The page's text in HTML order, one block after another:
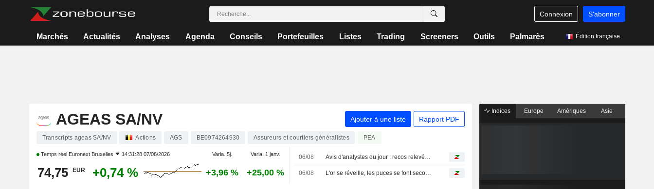
Connexion S'abonner
Marchés Actualités Analyses Agenda Conseils Portefeuilles Listes Trading Screeners Outils Palmarès Édition française
AGEAS SA/NV Ajouter à une liste Rapport PDF
Transcripts ageas SA/NV Actions AGS BE0974264930 Assureurs et courtiers généralistes PEA
Temps réel Euronext Bruxelles 14:31:28 07/08/2026 Varia. 5j. Varia. 1 janv.
74,75 EUR +0,74 % +3,96 % +25,00 %
06/08 Avis d'analystes du jour : recos relevées sur L'Oréal et Clariant
06/08 L'or se réveille, les puces se font secouer
Indices Europe Amériques Asie